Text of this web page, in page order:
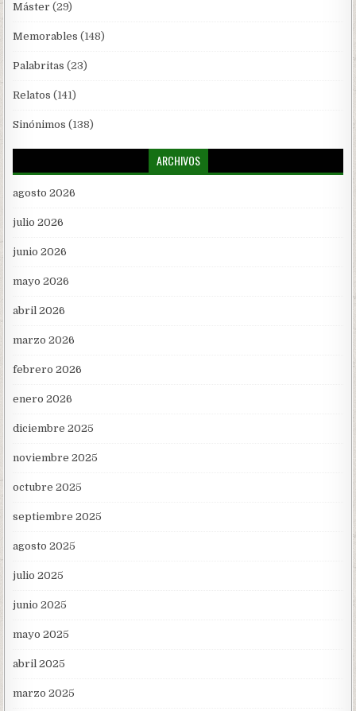
Máster (29)
Memorables (148)
Palabritas (23)
Relatos (141)
Sinónimos (138)
ARCHIVOS
agosto 2026
julio 2026
junio 2026
mayo 2026
abril 2026
marzo 2026
febrero 2026
enero 2026
diciembre 2025
noviembre 2025
octubre 2025
septiembre 2025
agosto 2025
julio 2025
junio 2025
mayo 2025
abril 2025
marzo 2025